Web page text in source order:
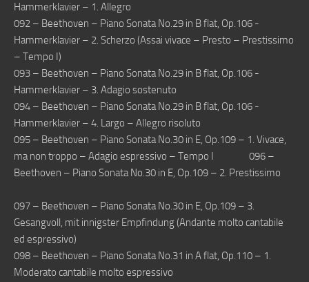
Hammerklavier – 1. Allegro
092 – Beethoven – Piano Sonata No.29 in B flat, Op.106 -
Hammerklavier – 2. Scherzo (Assai vivace – Presto – Prestissimo
– Tempo I)
093 – Beethoven – Piano Sonata No.29 in B flat, Op.106 -
Hammerklavier – 3. Adagio sostenuto
094 – Beethoven – Piano Sonata No.29 in B flat, Op.106 -
Hammerklavier – 4. Largo – Allegro risoluto
095 – Beethoven – Piano Sonata No.30 in E, Op.109 – 1. Vivace,
ma non troppo – Adagio espressivo – Tempo I 096 –
Beethoven – Piano Sonata No.30 in E, Op.109 – 2. Prestissimo
097 – Beethoven – Piano Sonata No.30 in E, Op.109 – 3.
Gesangvoll, mit innigster Empfindung (Andante molto cantabile
ed espressivo)
098 – Beethoven – Piano Sonata No.31 in A flat, Op.110 – 1.
Moderato cantabile molto espressivo